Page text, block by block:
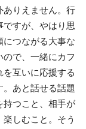
ありえません。行
すが、やはり思
につながる大事な
で、一緒にカフ
を互いに応援する
あと話せる話題
持つこと、相手が
しむこと。そう